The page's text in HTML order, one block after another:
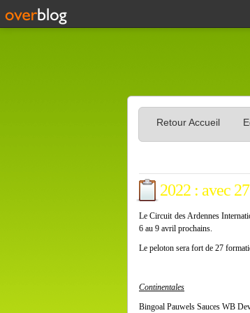
Retour Accueil
2022 : avec
Le Circuit des Ardennes
6 au 9 avril prochains.
Le peloton sera fort de 27
Continentales
Bingoal Pauwels Sauces WB